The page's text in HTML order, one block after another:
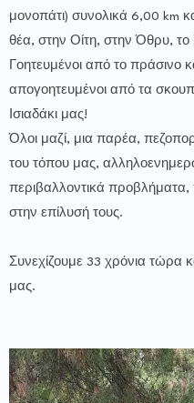
μονοπάτι) συνολικά 6,00 km
θέα, στην Οίτη, στην Όθρυ, το
Γοητευμένοι από το πράσινο
απογοητευμένοι από τα
Ισιαδάκι μας!
Όλοι μαζί, μια παρέα,
του τόπου μας,
περιβαλλοντικά
στην επίλυσή τους.
Συνεχίζουμε 33 χρόνια τώρα
μας.